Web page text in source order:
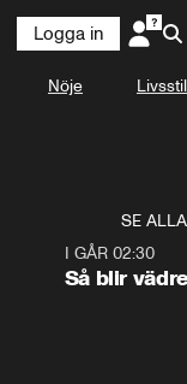
Logga in
Nöje Livsstil
SE ALLA
I GÅR 02:30
Så blir